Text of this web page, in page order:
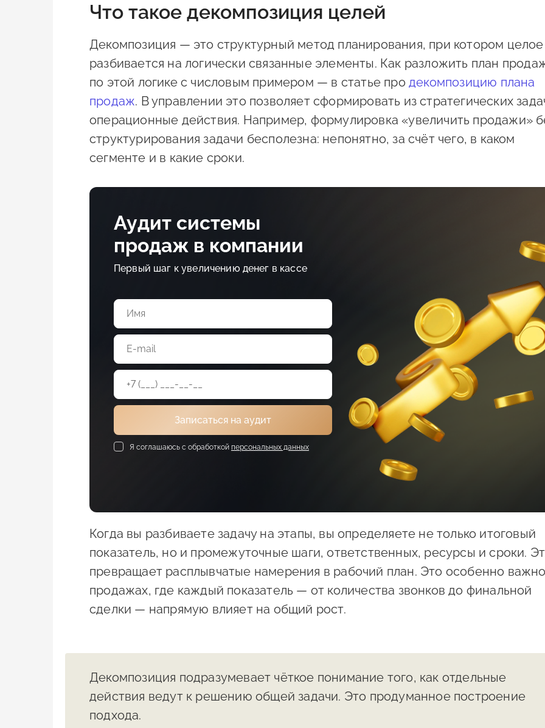
Что такое декомпозиция целей
Декомпозиция — это структурный метод планирования, при котором целое
разбивается на логически связанные элементы. Как разложить план
по этой логике с числовым примером — в статье продекомпозицию плана
продаж. В управлении это позволяет сформировать из стратегических
операционные действия. Например, формулировка «увеличить продажи»
структурирования задачи бесполезна: непонятно, за счёт чего, в каком
сегменте и в какие сроки.
Аудит системы
продаж в компании
Первый шаг к увеличению денег в кассе
Записаться на аудит
Я соглашаюсь с обработкой персональных данных
Когда вы разбиваете задачу на этапы, вы определяете не только итоговый
показатель, но и промежуточные шаги, ответственных, ресурсы и сроки.
превращает расплывчатые намерения в рабочий план. Это особенно
продажах, где каждый показатель — от количества звонков до финальной
сделки — напрямую влияет на общий рост.
Декомпозиция подразумевает чёткое понимание того, как отдельные
действия ведут к решению общей задачи. Это продуманное построение
подхода.